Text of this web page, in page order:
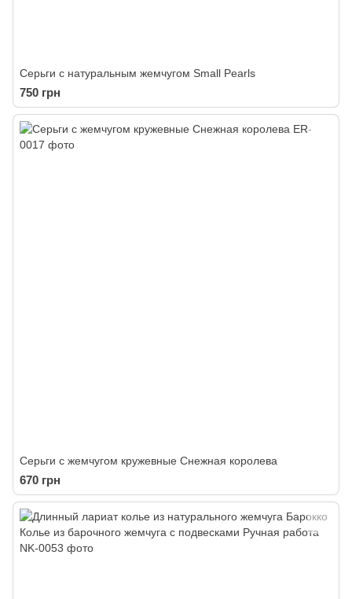
Серьги с натуральным жемчугом Small Pearls
750 грн
Серьги с жемчугом кружевные Снежная королева
670 грн